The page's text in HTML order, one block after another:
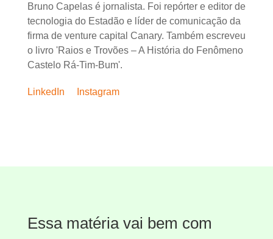
Bruno Capelas é jornalista. Foi repórter e editor de
tecnologia do Estadão e líder de comunicação da
firma de venture capital Canary. Também escreveu
o livro 'Raios e Trovões – A História do Fenômeno
Castelo Rá-Tim-Bum'.
LinkedIn Instagram
Essa matéria vai bem com